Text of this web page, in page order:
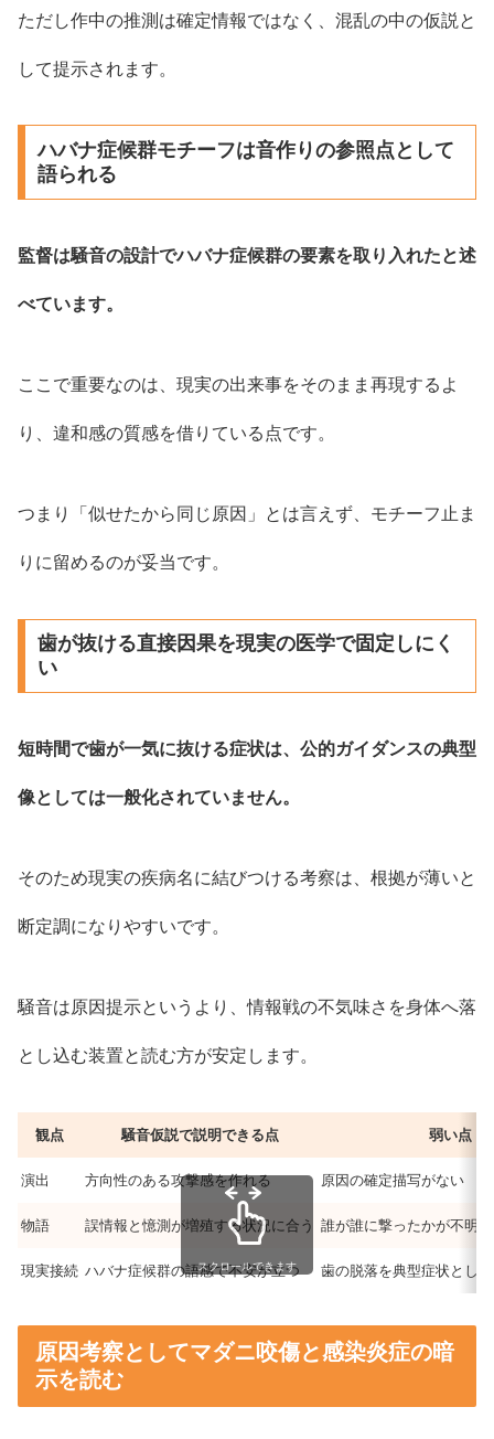
ただし作中の推測は確定情報ではなく、混乱の中の仮説と
して提示されます。
ハバナ症候群モチーフは音作りの参照点として
語られる
監督は騒音の設計でハバナ症候群の要素を取り入れたと述
べています。
ここで重要なのは、現実の出来事をそのまま再現するよ
り、違和感の質感を借りている点です。
つまり「似せたから同じ原因」とは言えず、モチーフ止ま
りに留めるのが妥当です。
歯が抜ける直接因果を現実の医学で固定しにく
い
短時間で歯が一気に抜ける症状は、公的ガイダンスの典型
像としては一般化されていません。
そのため現実の疾病名に結びつける考察は、根拠が薄いと
断定調になりやすいです。
騒音は原因提示というより、情報戦の不気味さを身体へ落
とし込む装置と読む方が安定します。
観点 騒音仮説で説明できる点 弱い点
演出 方向性のある攻撃感を作れる 原因の確定描写がない
物語 誤情報と憶測が増殖する状況に合う 誰が誰に撃ったかが不明
現実接続 ハバナ症候群の語感で不安が立つ 歯の脱落を典型症状とし
スクロールできます
原因考察としてマダニ咬傷と感染炎症の暗
示を読む